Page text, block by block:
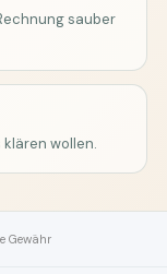
sauber
wollen.
Gewähr